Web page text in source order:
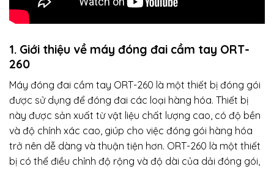
1. Giới thiệu về máy đóng đai cầm tay ORT-
260
Máy đóng đai cầm tay ORT-260 là một thiết bị đóng gói
được sử dụng để đóng đai các loại hàng hóa. Thiết bị
này được sản xuất từ vật liệu chất lượng cao, có độ bền
và độ chính xác cao, giúp cho việc đóng gói hàng hóa
trở nên dễ dàng và thuận tiện hơn. ORT-260 là một thiết
bị có thể điều chỉnh độ rộng và độ dài của dải đóng gói,